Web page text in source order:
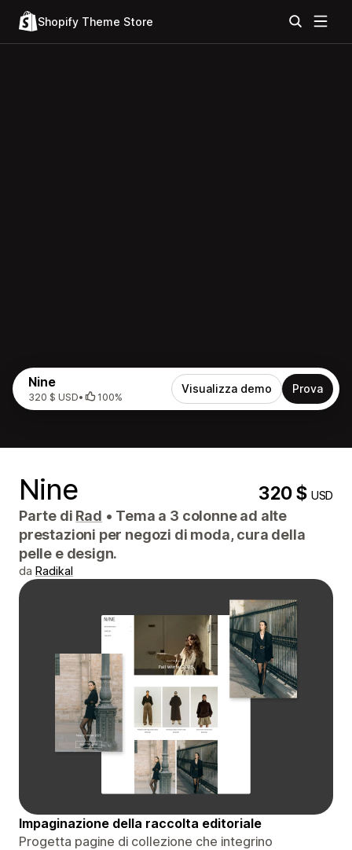
Shopify Theme Store
Nine
320 $ USD• 100%
Visualizza demo Prova
Nine 320 $USD
Parte di Rad • Tema a 3 colonne ad alte
prestazioni per negozi di moda, cura della
pelle e design.
da Radikal
Impaginazione della raccolta editoriale
Progetta pagine di collezione che integrino